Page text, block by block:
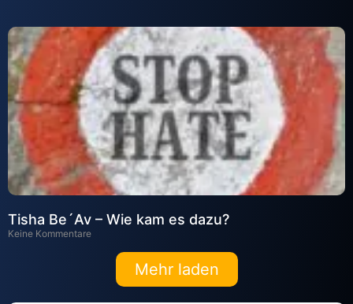
Tisha Be´Av – Wie kam es dazu?
Keine Kommentare
Mehr laden